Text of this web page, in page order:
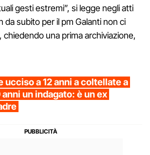
gesti estremi”, si legge negli atti
da subito per il pm Galanti non ci
una prima archiviazione,
ucciso a 12 anni a coltellate a
un indagato: è un ex